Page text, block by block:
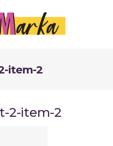
item-2
2-item-2